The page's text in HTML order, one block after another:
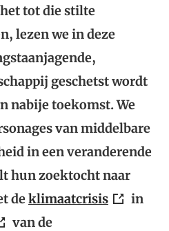
het tot die stilte
lezen we in deze
geschetst wordt
nabije toekomst. We
van middelbare
in een veranderende
hun zoektocht naar
deklimaatcrisis
in
van de